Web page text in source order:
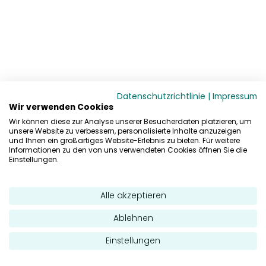
Datenschutzrichtlinie | Impressum
Wir verwenden Cookies
Wir können diese zur Analyse unserer Besucherdaten platzieren, um
unsere Website zu verbessern, personalisierte Inhalte anzuzeigen
und Ihnen ein großartiges Website-Erlebnis zu bieten. Für weitere
Informationen zu den von uns verwendeten Cookies öffnen Sie die
Einstellungen.
Alle akzeptieren
Ablehnen
Einstellungen